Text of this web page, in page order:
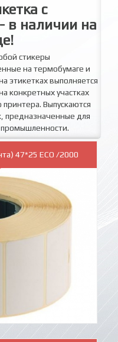
с
в наличии на
стикеры
на термобумаге и
этикетках выполняется
конкретных участках
Выпускаются
предназначенные для
промышленности.
47*25 ECO /2000